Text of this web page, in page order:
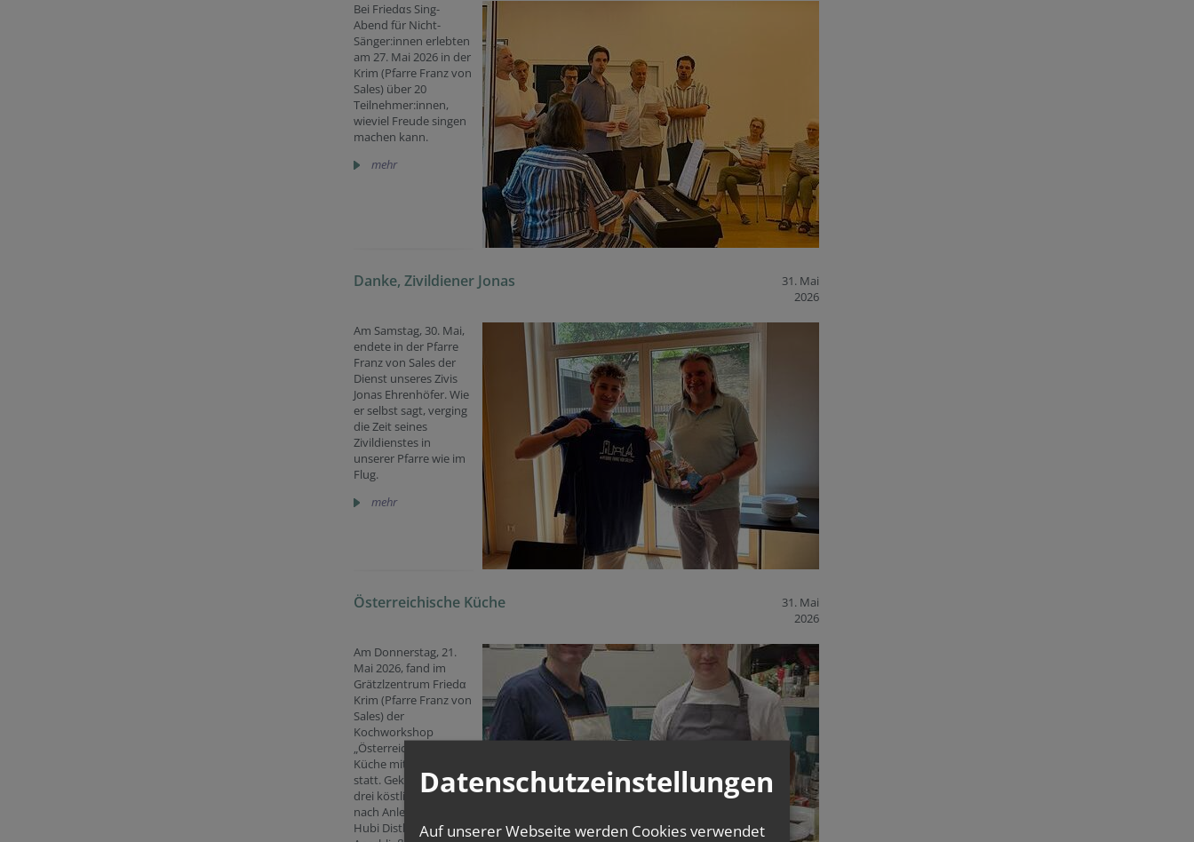
Bei Friedαs Sing-
Abend für Nicht-
Sänger:innen erlebten
am 27. Mai 2026 in der
Krim (Pfarre Franz von
Sales) über 20
Teilnehmer:innen,
wieviel Freude singen
machen kann.
mehr
Danke, Zivildiener Jonas
31. Mai
2026
Am Samstag, 30. Mai,
endete in der Pfarre
Franz von Sales der
Dienst unseres Zivis
Jonas Ehrenhöfer. Wie
er selbst sagt, verging
die Zeit seines
Zivildienstes in
unserer Pfarre wie im
Flug.
mehr
Österreichische Küche
31. Mai
2026
Am Donnerstag, 21.
Mai 2026, fand im
Grätzlzentrum Friedα
Krim (Pfarre Franz von
Sales) der
Kochworkshop
„Österreichische
Küche mit Fusion“
statt. Gekocht wurden
drei köstliche Gänge
nach Anleitung von
Hubi Distl.
Datenschutzeinstellungen
Auf unserer Webseite werden Cookies verwendet